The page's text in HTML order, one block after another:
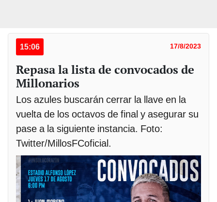
15:06 17/8/2023
Repasa la lista de convocados de
Millonarios
Los azules buscarán cerrar la llave en la
vuelta de los octavos de final y asegurar su
pase a la siguiente instancia. Foto:
Twitter/MillosFCoficial.